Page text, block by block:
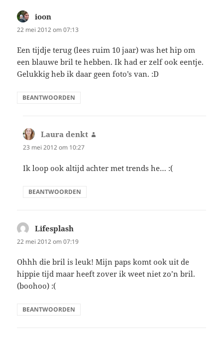
ioon
22 mei 2012 om 07:13
Een tijdje terug (lees ruim 10 jaar) was het hip om
een blauwe bril te hebben. Ik had er zelf ook eentje.
Gelukkig heb ik daar geen foto’s van. :D
BEANTWOORDEN
Laura denkt
23 mei 2012 om 10:27
Ik loop ook altijd achter met trends he… :(
BEANTWOORDEN
Lifesplash
22 mei 2012 om 07:19
Ohhh die bril is leuk! Mijn paps komt ook uit de
hippie tijd maar heeft zover ik weet niet zo’n bril.
(boohoo) :(
BEANTWOORDEN